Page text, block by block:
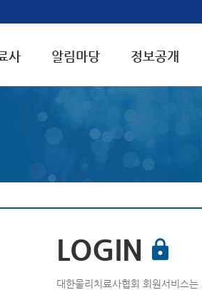
사 알림마당 정보공개
LOGIN
대한물리치료사협회 회원서비스